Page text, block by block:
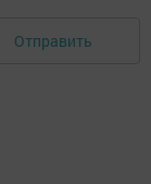
Отправить